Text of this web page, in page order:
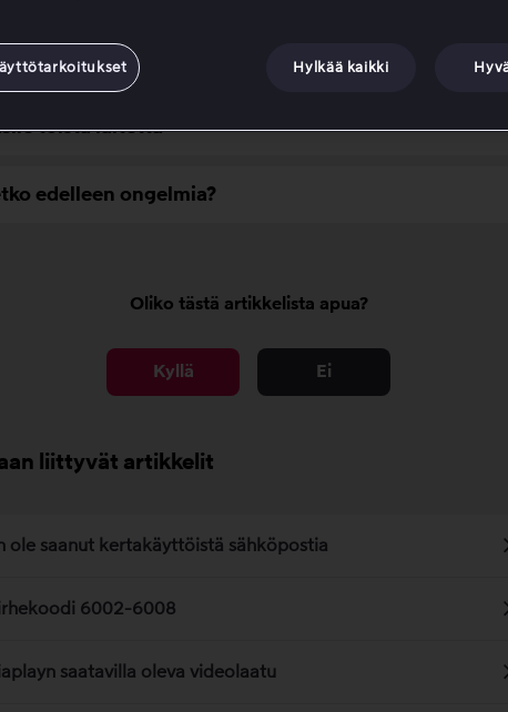
että laitteesi on päivitetty
toista laitetta
edelleen ongelmia?
Oliko tästä artikkelista apua?
Kyllä Ei
liittyvät artikkelit
ole saanut kertakäyttöistä sähköpostia
6002-6008
saatavilla oleva videolaatu
Hylkää kaikki